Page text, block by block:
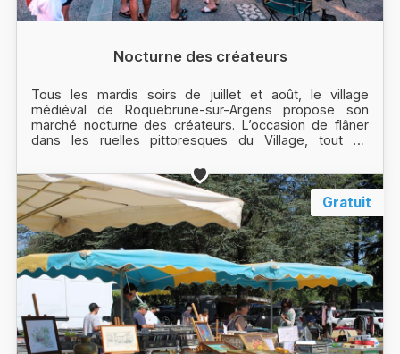
Nocturne des créateurs
Tous les mardis soirs de juillet et août, le village
médiéval de Roquebrune-sur-Argens propose son
marché nocturne des créateurs. L’occasion de flâner
dans les ruelles pittoresques du Village, tout en
Gratuit